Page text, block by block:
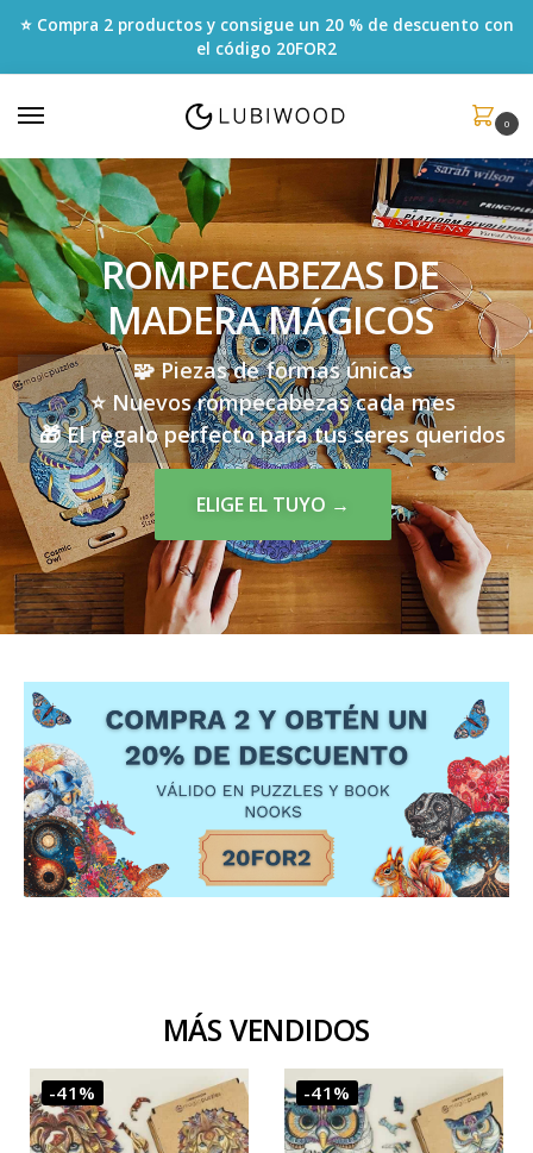
⭐ Compra 2 productos y consigue un 20 % de descuento con
el código 20FOR2
0
ROMPECABEZAS DE
MADERA MÁGICOS
🧩 Piezas de formas únicas
⭐️ Nuevos rompecabezas cada mes
🎁 El regalo perfecto para tus seres queridos
ELIGE EL TUYO →
MÁS VENDIDOS
-41% -41%